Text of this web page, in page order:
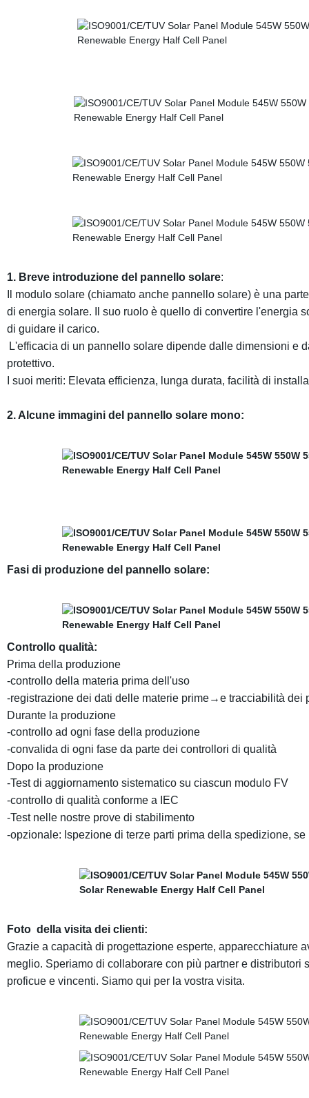
1. Breve introduzione del pannello solare:
Il modulo solare (chiamato anche pannello solare)èuna
di energia solare. Il suo ruolo è quello di convertire l'energia
di guidare il carico.
L'efficacia di un pannello solare dipende dalle dimensioni e
protettivo.
I suoi meriti: Elevata efficienza, lunga durata, facilità di
2. Alcune immaginidel pannello solare mono:
Fasi di produzione del pannello solare:
Controllo qualità:
Prima della produzione
-controllo della materia prima dell'uso
-registrazione dei dati delle materie prime→e tracciabilità dei
Durante la produzione
-controllo ad ogni fase della produzione
-convalida di ogni fase da parte dei controllori di qualità
Dopo la produzione
-Test di aggiornamento sistematico su ciascun modulo FV
-controllo di qualità conforme a IEC
-Test nelle nostre prove di stabilimento
-opzionale: Ispezione di terze parti prima della spedizione, se
Foto della visita dei clienti:
Grazie a capacità di progettazione esperte, apparecchiature
meglio. Speriamo di collaborare con più partner e
proficue e vincenti. Siamo qui per la vostra visita.